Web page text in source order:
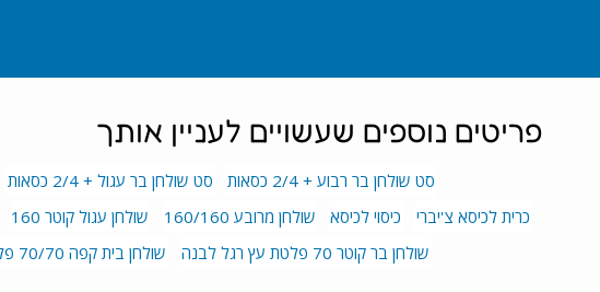
סט שולחן בר רבוע + 2/4 כסאות סט שולחן בר עגול + 2/4 כסאות
כרית לכיסא צ'יברי
כיסוי לכיסא שולחן מרובע 160/160 שולחן עגול קוטר 160
שולחן בר קוטר 70 פלטת עץ רגל לבנה
שולחן בית קפה 70/70 פלטת עץ רגל לבנה/שחורה
פריטים נוספים שעשויים לעניין אותך